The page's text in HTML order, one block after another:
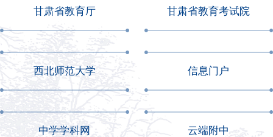
甘肃省教育厅 甘肃省教育考试院
西北师范大学 信息门户
中学学科网 云端附中